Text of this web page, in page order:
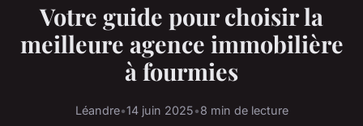
Votre guide pour choisir la
meilleure agence immobilière
à fourmies
Léandre•14 juin 2025•8 min de lecture